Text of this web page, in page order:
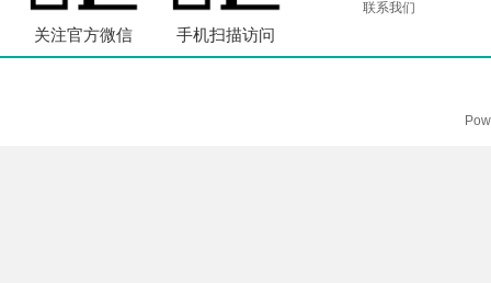
关注官方微信 手机扫描访问
联系我们